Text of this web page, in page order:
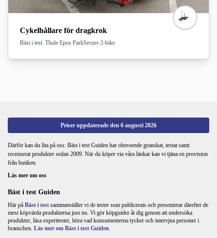
Cykelhållare för dragkrok
Bäst i test: Thule Epos ParkSecure 2-bike
Bäst i test Guiden
Här på Bäst i test sammanställer vi de tester som publicerats och presenterar därefter de
mest köpvärda produkterna just nu. Vi gör köpguider åt dig genom att undersöka
produkter, läsa experttester, höra vad konsumenterna tycker och intervjua personer i
branschen. Läs mer om Bäst i test Guiden
Priser uppdaterade den 6 augusti 2026
Därför kan du lita på oss: Bäst i test Guiden har oberoende granskat, testat samt
recenserat produkter sedan 2009. När du köper via våra länkar kan vi tjäna en provision
från butiken.
Läs mer om oss